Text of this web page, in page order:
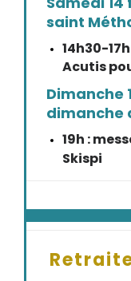
saint
14h30-
Acutis
Dimanche
dimanche
19h :
Skispi